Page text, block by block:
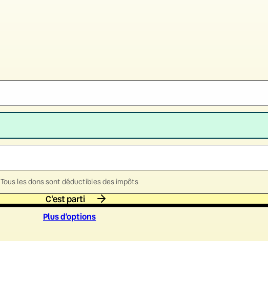
Tous les dons sont déductibles des impôts
C'est parti
Plus d’options